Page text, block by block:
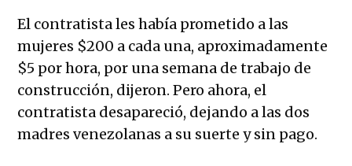
El contratista les había prometido a las
mujeres $200 a cada una, aproximadamente
$5 por hora, por una semana de trabajo de
construcción, dijeron. Pero ahora, el
contratista desapareció, dejando a las dos
madres venezolanas a su suerte y sin pago.